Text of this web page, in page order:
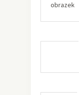
obrazek